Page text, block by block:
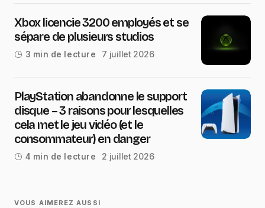
Xbox licencie 3200 employés et se
sépare de plusieurs studios
3 min de lecture 7 juillet 2026
PlayStation abandonne le support
disque – 3 raisons pour lesquelles
cela met le jeu vidéo (et le
consommateur) en danger
4 min de lecture 2 juillet 2026
VOUS AIMEREZ AUSSI